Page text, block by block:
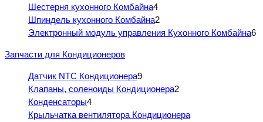
Шестерня кухонного Комбайна4
Шпиндель кухонного Комбайна2
Электронный модуль управления Кухонного Комбайна6
Запчасти для Кондиционеров
Датчик NTC Кондиционера9
Клапаны, соленоиды Кондиционера2
Конденсаторы4
Крыльчатка вентилятора Кондиционера